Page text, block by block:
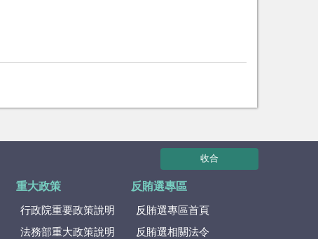
收合
重大政策
行政院重要政策說明
法務部重大政策說明
反賄選專區
反賄選專區首頁
反賄選相關法令